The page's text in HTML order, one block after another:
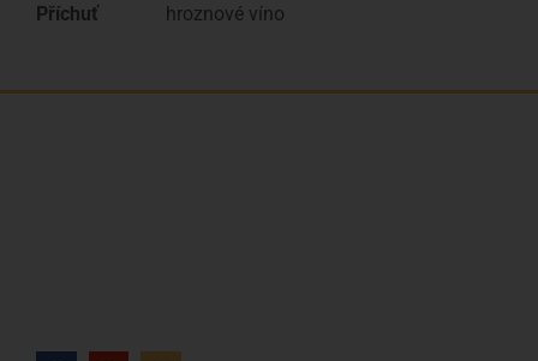
Příchuť hroznové víno